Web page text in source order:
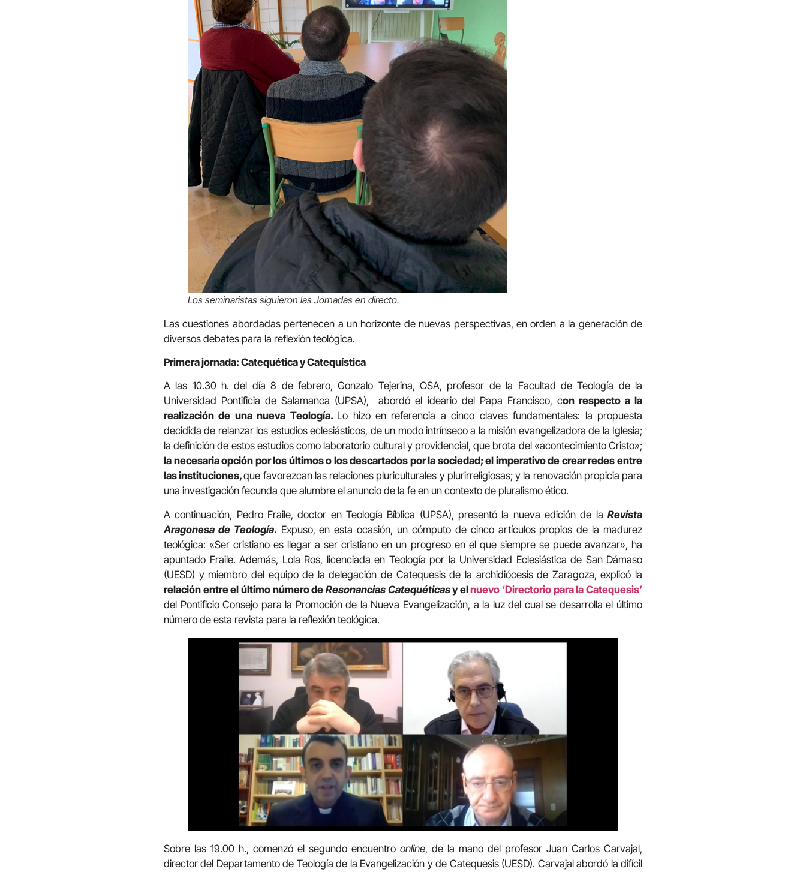
Los seminaristas siguieron las Jornadas en directo.
Las cuestiones abordadas pertenecen a un horizonte de nuevas perspectivas, en orden a la generación de
diversos debates para la reflexión teológica.
Primera jornada: Catequética y Catequística
A las 10.30 h. del día 8 de febrero, Gonzalo Tejerina, OSA, profesor de la Facultad de Teología de la
Universidad Pontificia de Salamanca (UPSA), abordó el ideario del Papa Francisco, con respecto a la
realización de una nueva Teología. Lo hizo en referencia a cinco claves fundamentales: la propuesta
decidida de relanzar los estudios eclesiásticos, de un modo intrínseco a la misión evangelizadora de la Iglesia;
la definición de estos estudios como laboratorio cultural y providencial, que brota del «acontecimiento Cristo»;
la necesaria opción por los últimos o los descartados por la sociedad; el imperativo de crear redes entre
las instituciones,que favorezcan las relaciones pluriculturales y plurirreligiosas; y la renovación propicia para
una investigación fecunda que alumbre el anuncio de la fe en un contexto de pluralismo ético.
A continuación, Pedro Fraile, doctor en Teología Bíblica (UPSA), presentó la nueva edición de la Revista
Aragonesa de Teología. Expuso, en esta ocasión, un cómputo de cinco artículos propios de la madurez
teológica: «Ser cristiano es llegar a ser cristiano en un progreso en el que siempre se puede avanzar», ha
apuntado Fraile. Además, Lola Ros, licenciada en Teología por la Universidad Eclesiástica de San Dámaso
(UESD) y miembro del equipo de la delegación de Catequesis de la archidiócesis de Zaragoza, explicó la
relación entre el último número de Resonancias Catequéticasy elnuevo ‘Directorio para la Catequesis’
del Pontificio Consejo para la Promoción de la Nueva Evangelización, a la luz del cual se desarrolla el último
número de esta revista para la reflexión teológica.
Sobre las 19.00 h., comenzó el segundo encuentro online, de la mano del profesor Juan Carlos Carvajal,
director del Departamento de Teología de la Evangelización y de Catequesis (UESD). Carvajal abordó la difícil